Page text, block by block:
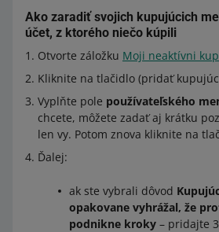
Ako zaradiť svojich kupujúcich
účet, z ktorého niečo kúpili
Otvorte záložku Moji neaktívni
Kliknite na tlačidlo (pridať
Vyplňte pole používateľského
chcete, môžete zadať aj krátku
len vy. Potom znova kliknite na
Ďalej:
ak ste vybrali dôvod
opakovane vyhrážal, že
podnikne kroky – pridajte